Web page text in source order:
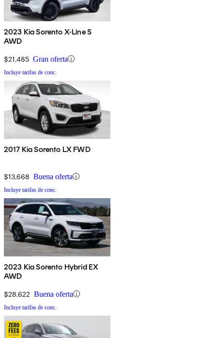
2023 Kia Sorento X-Line S
AWD
$21,485 Gran oferta
Incluye tarifas de conc.
2017 Kia Sorento LX FWD
$13,668 Buena oferta
Incluye tarifas de conc.
2023 Kia Sorento Hybrid EX
AWD
$28,622 Buena oferta
Incluye tarifas de conc.